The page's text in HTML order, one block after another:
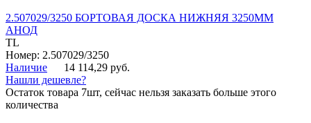
2.507029/3250 БОРТОВАЯ ДОСКА НИЖНЯЯ 3250ММ
АНОД
TL
Номер: 2.507029/3250
Наличие
14 114,29 руб.
Нашли дешевле?
Остаток товара 7шт, сейчас нельзя заказать больше этого
количества